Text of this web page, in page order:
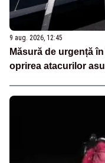
9 aug. 2026, 12:45
Măsură de urgență
oprirea atacurilor